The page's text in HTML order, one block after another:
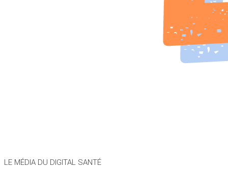
LE MÉDIA DU DIGITAL SANTÉ